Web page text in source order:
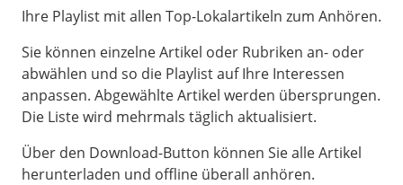
Ihre Playlist mit allen Top-Lokalartikeln zum Anhören.
Sie können einzelne Artikel oder Rubriken an- oder
abwählen und so die Playlist auf Ihre Interessen
anpassen. Abgewählte Artikel werden übersprungen.
Die Liste wird mehrmals täglich aktualisiert.
Über den Download-Button können Sie alle Artikel
herunterladen und offline überall anhören.